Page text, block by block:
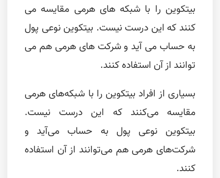
بیتکوین را با شبکه های هرمی مقایسه می
کنند که این درست نیست. بیتکوین نوعی پول
به حساب می آید و شرکت های هرمی هم می
توانند از آن استفاده کنند.
بسیاری از افراد بیتکوین را با شبکه‌های هرمی
مقایسه می‌کنند که این درست نیست.
بیتکوین نوعی پول به حساب می‌آید و
شرکت‌های هرمی هم می‌توانند از آن استفاده
کنند.